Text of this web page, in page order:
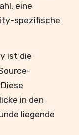
eine
spezifische
ist die
in den
liegende